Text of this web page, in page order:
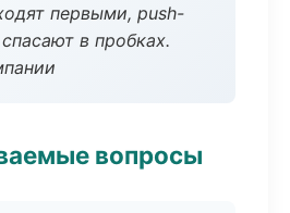
первыми, push-
в пробках.
вопросы